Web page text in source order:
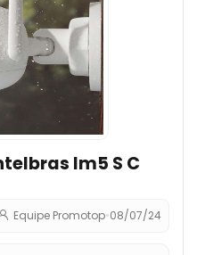
Im5 S C
Equipe Promotop•08/07/24